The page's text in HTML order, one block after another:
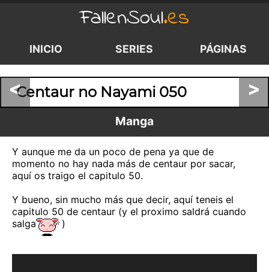
FallenSoul.es
INICIO SERIES PÁGINAS
< >
Centaur no Nayami 050
Manga
Y aunque me da un poco de pena ya que de
momento no hay nada más de centaur por sacar,
aquí os traigo el capitulo 50.
Y bueno, sin mucho más que decir, aquí teneis el
capitulo 50 de centaur (y el proximo saldrá cuando
salga
)